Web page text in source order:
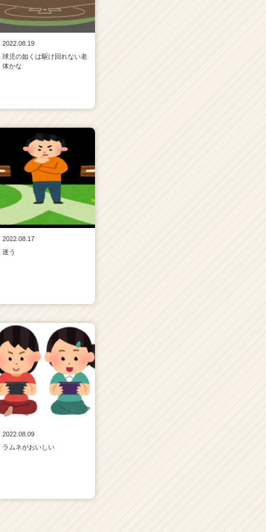
2022.08.19
球児の如くは駆け回れない老
体かな
2022.08.17
迷う
2022.08.09
ラムネがおいしい